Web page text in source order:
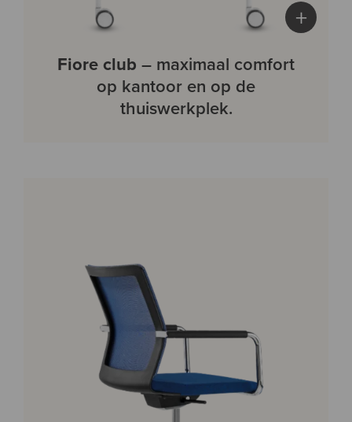
+
Fiore club – maximaal comfort
op kantoor en op de
thuiswerkplek.